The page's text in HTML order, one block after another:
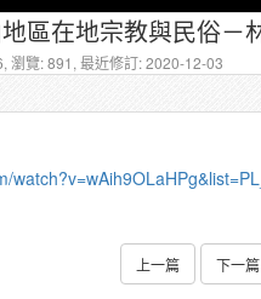
區在地宗教與民俗
瀏覽: 891, 最近修訂: 2020-12-03
上一篇 下一篇